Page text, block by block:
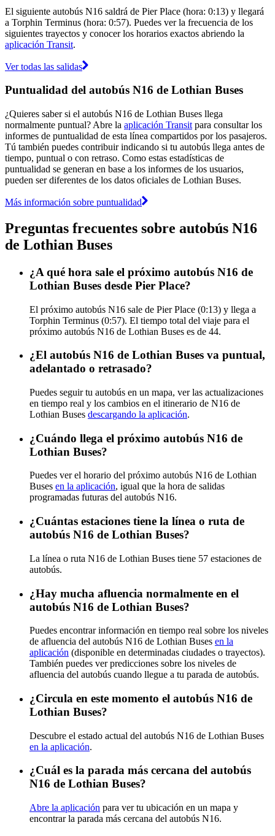
El siguiente autobús N16 saldrá de Pier Place (hora: 0:13) y llegará
a Torphin Terminus (hora: 0:57). Puedes ver la frecuencia de los
siguientes trayectos y conocer los horarios exactos abriendo la
aplicación Transit.
Ver todas las salidas
Puntualidad del autobús N16 de Lothian Buses
¿Quieres saber si el autobús N16 de Lothian Buses llega
normalmente puntual? Abre la aplicación Transit para consultar los
informes de puntualidad de esta línea compartidos por los pasajeros.
Tú también puedes contribuir indicando si tu autobús llega antes de
tiempo, puntual o con retraso. Como estas estadísticas de
puntualidad se generan en base a los informes de los usuarios,
pueden ser diferentes de los datos oficiales de Lothian Buses.
Más información sobre puntualidad
Preguntas frecuentes sobre autobús N16
de Lothian Buses
¿A qué hora sale el próximo autobús N16 de
Lothian Buses desde Pier Place?
El próximo autobús N16 sale de Pier Place (0:13) y llega a
Torphin Terminus (0:57). El tiempo total del viaje para el
próximo autobús N16 de Lothian Buses es de 44.
¿El autobús N16 de Lothian Buses va puntual,
adelantado o retrasado?
Puedes seguir tu autobús en un mapa, ver las actualizaciones
en tiempo real y los cambios en el itinerario de N16 de
Lothian Buses descargando la aplicación.
¿Cuándo llega el próximo autobús N16 de
Lothian Buses?
Puedes ver el horario del próximo autobús N16 de Lothian
Buses en la aplicación, igual que la hora de salidas
programadas futuras del autobús N16.
¿Cuántas estaciones tiene la línea o ruta de
autobús N16 de Lothian Buses?
La línea o ruta N16 de Lothian Buses tiene 57 estaciones de
autobús.
¿Hay mucha afluencia normalmente en el
autobús N16 de Lothian Buses?
Puedes encontrar información en tiempo real sobre los niveles
de afluencia del autobús N16 de Lothian Buses en la
aplicación (disponible en determinadas ciudades o trayectos).
También puedes ver predicciones sobre los niveles de
afluencia del autobús cuando llegue a tu parada de autobús.
¿Circula en este momento el autobús N16 de
Lothian Buses?
Descubre el estado actual del autobús N16 de Lothian Buses
en la aplicación.
¿Cuál es la parada más cercana del autobús
N16 de Lothian Buses?
Abre la aplicación para ver tu ubicación en un mapa y
encontrar la parada más cercana del autobús N16.